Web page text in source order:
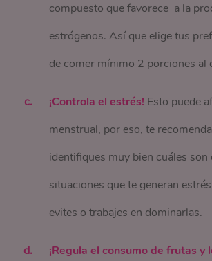
compuesto que favorece a la
estrógenos. Así que elige tus
de comer mínimo 2 porciones al
¡Controla el estrés! Esto puede
menstrual, por eso, te
identifiques muy bien cuáles son
situaciones que te generan
evites o trabajes en dominarlas.
¡Regula el consumo de frutas y